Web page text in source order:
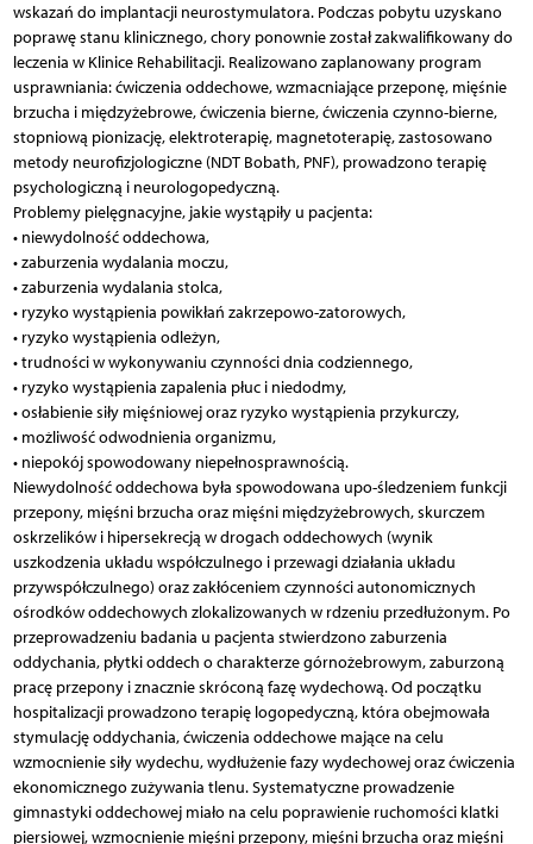
wskazań do implantacji neurostymulatora. Podczas pobytu uzyskano
poprawę stanu klinicznego, chory ponownie został zakwalifikowany do
leczenia w Klinice Rehabilitacji. Realizowano zaplanowany program
usprawniania: ćwiczenia oddechowe, wzmacniające przeponę, mięśnie
brzucha i międzyżebrowe, ćwiczenia bierne, ćwiczenia czynno-bierne,
stopniową pionizację, elektroterapię, magnetoterapię, zastosowano
metody neurofizjologiczne (NDT Bobath, PNF), prowadzono terapię
psychologiczną i neurologopedyczną.
Problemy pielęgnacyjne, jakie wystąpiły u pacjenta:
• niewydolność oddechowa,
• zaburzenia wydalania moczu,
• zaburzenia wydalania stolca,
• ryzyko wystąpienia powikłań zakrzepowo-zatorowych,
• ryzyko wystąpienia odleżyn,
• trudności w wykonywaniu czynności dnia codziennego,
• ryzyko wystąpienia zapalenia płuc i niedodmy,
• osłabienie siły mięśniowej oraz ryzyko wystąpienia przykurczy,
• możliwość odwodnienia organizmu,
• niepokój spowodowany niepełnosprawnością.
Niewydolność oddechowa była spowodowana upo-śledzeniem funkcji
przepony, mięśni brzucha oraz mięśni międzyżebrowych, skurczem
oskrzelików i hipersekrecją w drogach oddechowych (wynik
uszkodzenia układu współczulnego i przewagi działania układu
przywspółczulnego) oraz zakłóceniem czynności autonomicznych
ośrodków oddechowych zlokalizowanych w rdzeniu przedłużonym. Po
przeprowadzeniu badania u pacjenta stwierdzono zaburzenia
oddychania, płytki oddech o charakterze górnożebrowym, zaburzoną
pracę przepony i znacznie skróconą fazę wydechową. Od początku
hospitalizacji prowadzono terapię logopedyczną, która obejmowała
stymulację oddychania, ćwiczenia oddechowe mające na celu
wzmocnienie siły wydechu, wydłużenie fazy wydechowej oraz ćwiczenia
ekonomicznego zużywania tlenu. Systematyczne prowadzenie
gimnastyki oddechowej miało na celu poprawienie ruchomości klatki
piersiowej, wzmocnienie mięśni przepony, mięśni brzucha oraz mięśni